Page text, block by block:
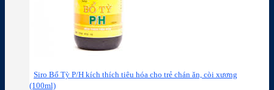
Siro Bổ Tỳ P/H kích thích tiêu hóa cho trẻ chán ăn, còi xương
(100ml)